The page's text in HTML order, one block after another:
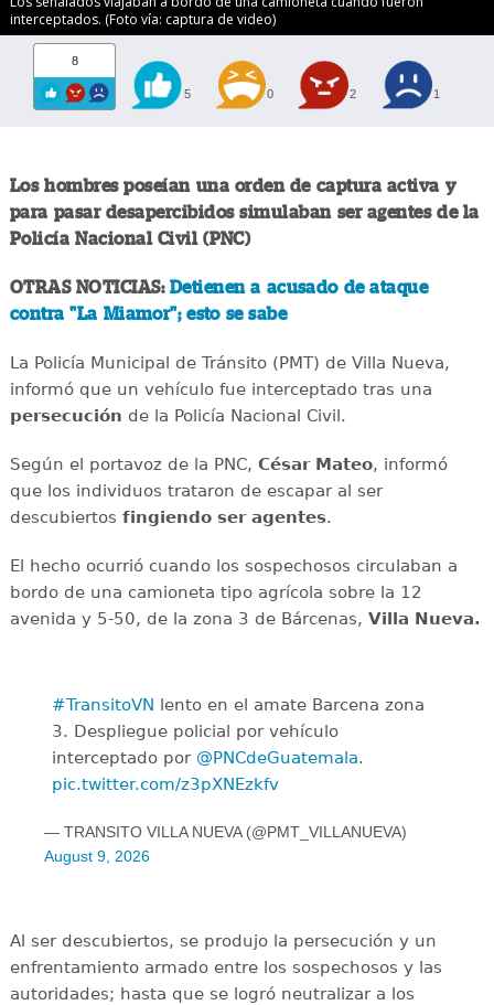
interceptados. (Foto vía: captura de video)
8
5 0 2 1
Los hombres poseían una orden de captura activa y
para pasar desapercibidos simulaban ser agentes de la
Policía Nacional Civil (PNC)
OTRAS NOTICIAS: Detienen a acusado de ataque
contra "La Miamor"; esto se sabe
La Policía Municipal de Tránsito (PMT) de Villa Nueva,
informó que un vehículo fue interceptado tras una
persecución de la Policía Nacional Civil.
Según el portavoz de la PNC, César Mateo, informó
que los individuos trataron de escapar al ser
descubiertos fingiendo ser agentes.
El hecho ocurrió cuando los sospechosos circulaban a
bordo de una camioneta tipo agrícola sobre la 12
avenida y 5-50, de la zona 3 de Bárcenas, Villa Nueva.
#TransitoVN lento en el amate Barcena zona
3. Despliegue policial por vehículo
interceptado por @PNCdeGuatemala.
pic.twitter.com/z3pXNEzkfv
— TRANSITO VILLA NUEVA (@PMT_VILLANUEVA)
August 9, 2026
Al ser descubiertos, se produjo la persecución y un
enfrentamiento armado entre los sospechosos y las
autoridades; hasta que se logró neutralizar a los